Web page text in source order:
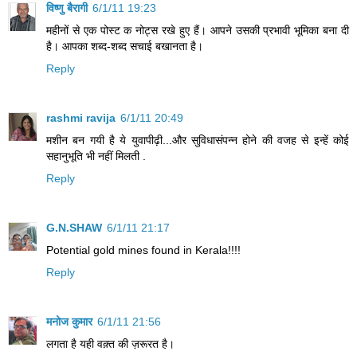
विष्णु बैरागी 6/1/11 19:23
महीनों से एक पोस्‍ट क नोट्स रखे हुए हैं। आपने उसकी प्रभावी भूमिका बना दी
है। आपका शब्‍द-शब्‍द सचाई बखानता है।
Reply
rashmi ravija 6/1/11 20:49
मशीन बन गयी है ये युवापीढ़ी...और सुविधासंपन्न होने की वजह से इन्हें कोई
सहानुभूति भी नहीं मिलती .
Reply
G.N.SHAW 6/1/11 21:17
Potential gold mines found in Kerala!!!!
Reply
मनोज कुमार 6/1/11 21:56
लगता है यही वक़्त की ज़रूरत है।